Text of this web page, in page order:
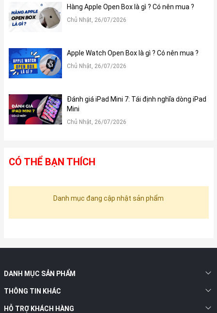
Hàng Apple Open Box là gì ? Có nên mua ?
Chủ Nhật, 26/07/2026
Apple Watch Open Box là gì ? Có nên mua ?
Chủ Nhật, 26/07/2026
Đánh giá iPad Mini 7: Tái định nghĩa dòng iPad
Mini
Chủ Nhật, 26/07/2026
CÓ THỂ BẠN THÍCH
Danh mục đang cập nhật sản phẩm
DANH MỤC SẢN PHẨM
THÔNG TIN KHÁC
HỖ TRỢ KHÁCH HÀNG